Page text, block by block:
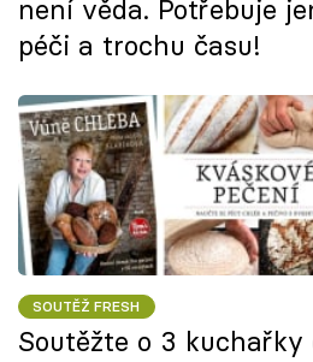
není věda. Potřebuje
péči a trochu času!
SOUTĚŽ FRESH
Soutěžte o 3 kuchařky